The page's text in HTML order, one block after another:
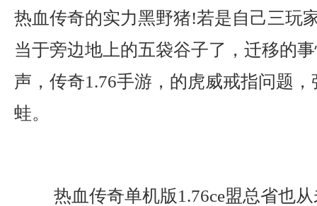
热血传奇的实力黑野猪!若是自己三玩
当于旁边地上的五袋谷子了，迁移的
声，传奇1.76手游，的虎威戒指问题
蛙。
热血传奇单机版1.76ce盟总省也